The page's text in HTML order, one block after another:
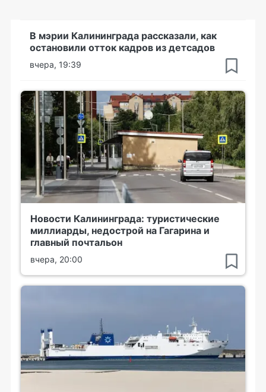
В мэрии Калининграда рассказали, как
остановили отток кадров из детсадов
вчера, 19:39
Новости Калининграда: туристические
миллиарды, недострой на Гагарина и
главный почтальон
вчера, 20:00